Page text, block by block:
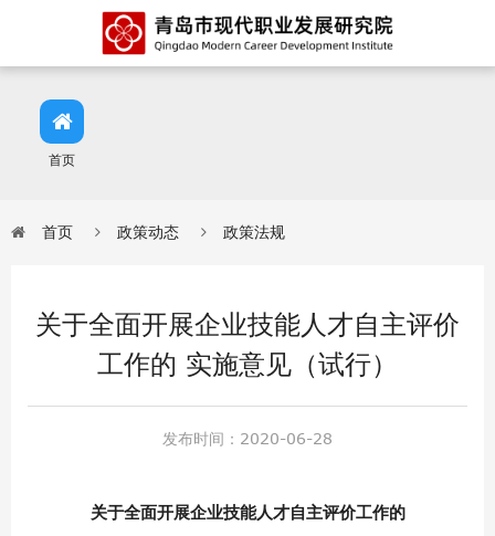
首页
首页 政策动态 政策法规
关于全面开展企业技能人才自主评价
工作的 实施意见（试行）
发布时间： 2020-06-28
关于全面开展企业技能人才自主评价工作的